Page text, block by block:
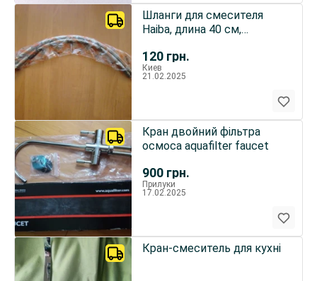
120 грн.
Шланги для смесителя
Haiba, длина 40 см,
Киев
21.02.2025
900 грн.
Кран двойний фільтра
осмоса aquafilter faucet
Прилуки
17.02.2025
Кран-смеситель для кухні